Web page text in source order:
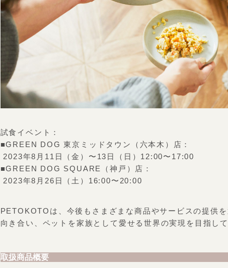
試食イベント：
■GREEN DOG 東京ミッドタウン（六本木）店：
2023年8月11日（金）〜13日（日）12:00〜17:00
■GREEN DOG SQUARE（神戸）店：
2023年8月26日（土）16:00〜20:00
PETOKOTOは、今後もさまざまな商品やサービスの提供
向き合い、ペットを家族として愛せる世界の実現を目指して
取扱商品概要